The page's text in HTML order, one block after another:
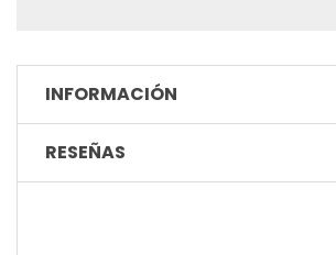
INFORMACIÓN
RESEÑAS